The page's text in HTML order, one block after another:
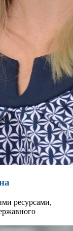
ресурсами,